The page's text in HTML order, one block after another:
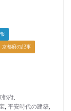
京都府の記事
都府,
, 平安時代の建築,